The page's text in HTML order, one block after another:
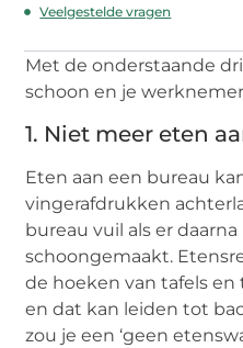
Veelgestelde vragen
Met de onderstaande
schoon en je
1. Niet meer eten
Eten aan een bureau
vingerafdrukken
bureau vuil als er
schoongemaakt.
de hoeken van tafels
en dat kan leiden tot
zou je een ‘geen